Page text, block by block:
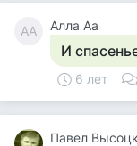
АА Алла Аа
И
6 лет
Павел